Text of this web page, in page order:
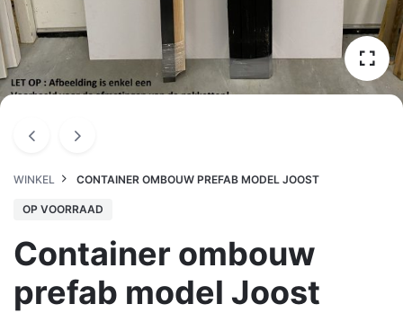
WINKEL CONTAINER OMBOUW PREFAB MODEL JOOST
OP VOORRAAD
Container ombouw
prefab model Joost